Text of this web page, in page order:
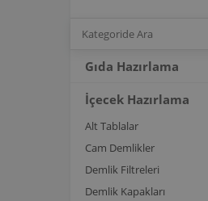
Gıda Hazırlama
İçecek Hazırlama
Alt Tablalar
Cam Demlikler
Demlik Filtreleri
Demlik Kapakları